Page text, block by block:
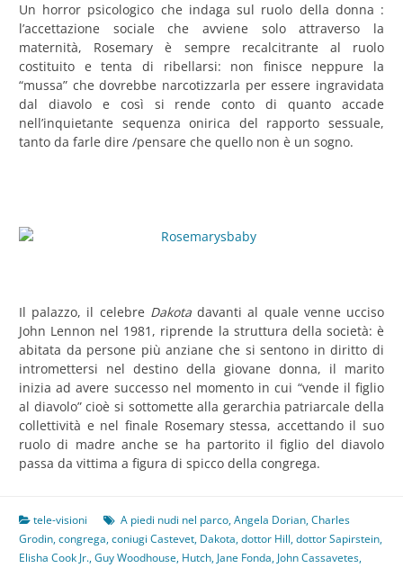
Un horror psicologico che indaga sul ruolo della donna :
l’accettazione sociale che avviene solo attraverso la
maternità, Rosemary è sempre recalcitrante al ruolo
costituito e tenta di ribellarsi: non finisce neppure la
“mussa” che dovrebbe narcotizzarla per essere ingravidata
dal diavolo e così si rende conto di quanto accade
nell’inquietante sequenza onirica del rapporto sessuale,
tanto da farle dire /pensare che quello non è un sogno.
Il palazzo, il celebre Dakotadavanti al quale venne ucciso
John Lennon nel 1981, riprende la struttura della società: è
abitata da persone più anziane che si sentono in diritto di
intromettersi nel destino della giovane donna, il marito
inizia ad avere successo nel momento in cui “vende il figlio
al diavolo” cioè si sottomette alla gerarchia patriarcale della
collettività e nel finale Rosemary stessa, accettando il suo
ruolo di madre anche se ha partorito il figlio del diavolo
passa da vittima a figura di spicco della congrega.
tele-visioni A piedi nudi nel parco,Angela Dorian,Charles
Grodin,congrega,coniugi Castevet, Dakota,dottor Hill,dottor Sapirstein,
Elisha Cook Jr.,Guy Woodhouse, Hutch,Jane Fonda,John Cassavetes,